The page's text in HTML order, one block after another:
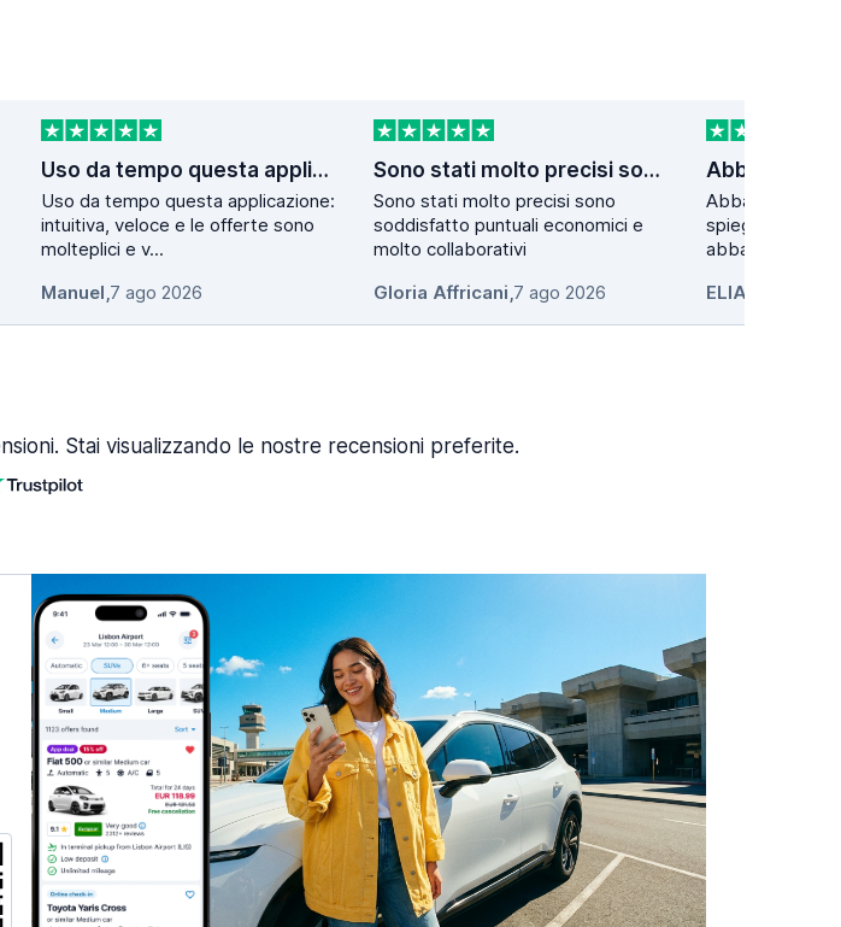
Uso da tempo questa applicazione
Uso da tempo questa applicazione:
intuitiva, veloce e le offerte sono
molteplici e v...
Manuel,7 ago 2026
Sono stati molto precisi sono…
Sono stati molto precisi sono
soddisfatto puntuali economici e
molto collaborativi
Gloria Affricani,7 ago 2026
Abbastanza
spiegazioni.
abbastanza grande.
ELIA GIOVANNI
Stai visualizzando le nostre recensioni preferite.